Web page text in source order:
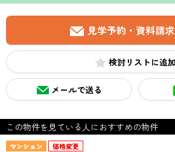
見学予約・資料請求
検討リスト
メールで送る
この物件を見ている人におすすめの物件
マンション 価格変更